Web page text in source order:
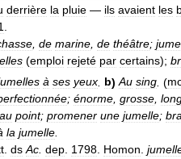
derrière la pluie — ils avaient les
de marine de théâtre;
(emploi rejeté par certains);
à ses yeux b)Au sing (
; énorme, grosse,
au point; promener une jumelle;
la jumelle.
. ds Ac. dep. 1798. Homon.